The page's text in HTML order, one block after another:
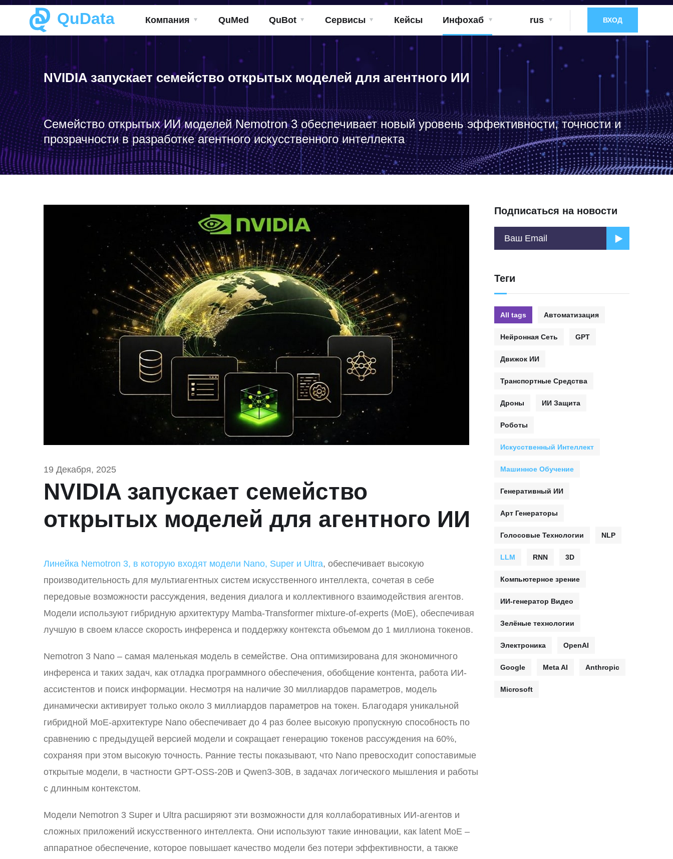
QuData Компания QuMed QuBot Сервисы Кейсы Инфохаб rus ВХОД
NVIDIA запускает семейство открытых моделей для агентного ИИ
Семейство открытых ИИ моделей Nemotron 3 обеспечивает новый уровень эффективности, точности и
прозрачности в разработке агентного искусственного интеллекта
19 Декабря, 2025
NVIDIA запускает семейство
открытых моделей для агентного ИИ
Линейка Nemotron 3, в которую входят модели Nano, Super и Ultra, обеспечивает высокую
производительность для мультиагентных систем искусственного интеллекта, сочетая в себе
передовые возможности рассуждения, ведения диалога и коллективного взаимодействия агентов.
Модели используют гибридную архитектуру Mamba-Transformer mixture-of-experts (MoE), обеспечивая
лучшую в своем классе скорость инференса и поддержку контекста объемом до 1 миллиона токенов.
Nemotron 3 Nano – самая маленькая модель в семействе. Она оптимизирована для экономичного
инференса и таких задач, как отладка программного обеспечения, обобщение контента, работа ИИ-
ассистентов и поиск информации. Несмотря на наличие 30 миллиардов параметров, модель
динамически активирует только около 3 миллиардов параметров на токен. Благодаря уникальной
гибридной MoE-архитектуре Nano обеспечивает до 4 раз более высокую пропускную способность по
сравнению с предыдущей версией модели и сокращает генерацию токенов рассуждения на 60%,
сохраняя при этом высокую точность. Ранние тесты показывают, что Nano превосходит сопоставимые
открытые модели, в частности GPT-OSS-20B и Qwen3-30B, в задачах логического мышления и работы
с длинным контекстом.
Модели Nemotron 3 Super и Ultra расширяют эти возможности для коллаборативных ИИ-агентов и
сложных приложений искусственного интеллекта. Они используют такие инновации, как latent MoE –
аппаратное обеспечение, которое повышает качество модели без потери эффективности, а также
Подписаться на новости
Теги
All tags Автоматизация
Нейронная Сеть GPT
Движок ИИ
Транспортные Средства
Дроны ИИ Защита
Роботы
Искусственный Интеллект
Машинное Обучение
Генеративный ИИ
Арт Генераторы
Голосовые Технологии NLP
LLM RNN 3D
Компьютерное зрение
ИИ-генератор Видео
Зелёные технологии
Электроника OpenAI
Google Meta AI Anthropic
Microsoft